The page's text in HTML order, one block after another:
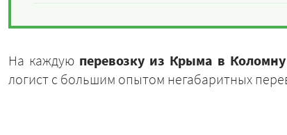
На каждую перевозку из Крыма в Коломну
логист с большим опытом негабаритных